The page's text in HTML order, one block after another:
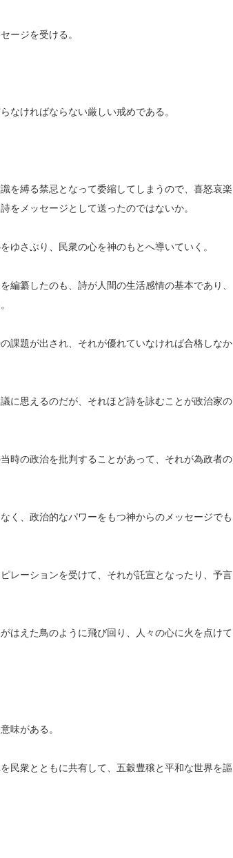
ージを受ける。
なければならない厳しい戒めである。
を縛る禁忌となって委縮してしまうので、喜怒哀楽
をメッセージとして送ったのではないか。
さぶり、民衆の心を神のもとへ導いていく。
纂したのも、詩が人間の生活感情の基本であり、
課題が出され、それが優れていなければ合格しなか
に思えるのだが、それほど詩を詠むことが政治家の
時の政治を批判することがあって、それが為政者の
く、政治的なパワーをもつ神からのメッセージでも
レーションを受けて、それが託宣となったり、予言
はえた鳥のように飛び回り、人々の心に火を点けて
味がある。
民衆とともに共有して、五穀豊穣と平和な世界を謳